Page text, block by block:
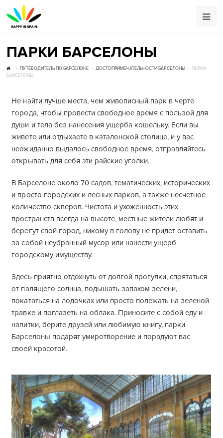
ПАРКИ БАРСЕЛОНЫ
ПУТЕВОДИТЕЛЬ ПО БАРСЕЛОНЕ ДОСТОПРИМЕЧАТЕЛЬНОСТИ БАРСЕЛОНЫ
ПАРКИ
БАРСЕЛОНЫ
Не найти лучше места, чем живописный парк в черте
города, чтобы провести свободное время с пользой для
души и тела без нанесения ущерба кошельку. Если вы
живете или отдыхаете в каталонской столице, и у вас
неожиданно выдалось свободное время, отправляйтесь
открывать для себя эти райские уголки.
В Барселоне около 70 садов, тематических, исторических
и просто городских и лесных парков, а также несчетное
количество скверов. Чистота и ухоженность этих
пространств всегда на высоте, местные жители любят и
берегут свой город, никому в голову не придет оставить
за собой неубранный мусор или нанести ущерб
городскому имуществу.
Здесь приятно отдохнуть от долгой прогулки, спрятаться
от палящего солнца, подышать запахом зелени,
покататься на лодочках или просто полежать на зеленой
травке и поглазеть на облака. Приносите с собой еду и
напитки, берите друзей или любимую книгу, парки
Барселоны подарят умиротворение и порадуют вас
своей красотой.